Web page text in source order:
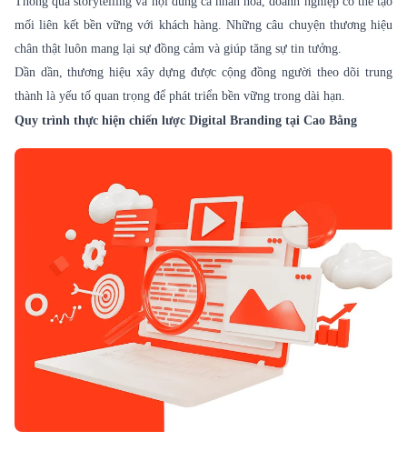
mối liên kết bền vững với khách hàng. Những câu chuyện thương hiệu
chân thật luôn mang lại sự đồng cảm và giúp tăng sự tin tưởng.
Dần dần, thương hiệu xây dựng được cộng đồng người theo dõi trung
thành là yếu tố quan trọng để phát triển bền vững trong dài hạn.
Quy trình thực hiện chiến lược Digital Branding tại Cao Bằng